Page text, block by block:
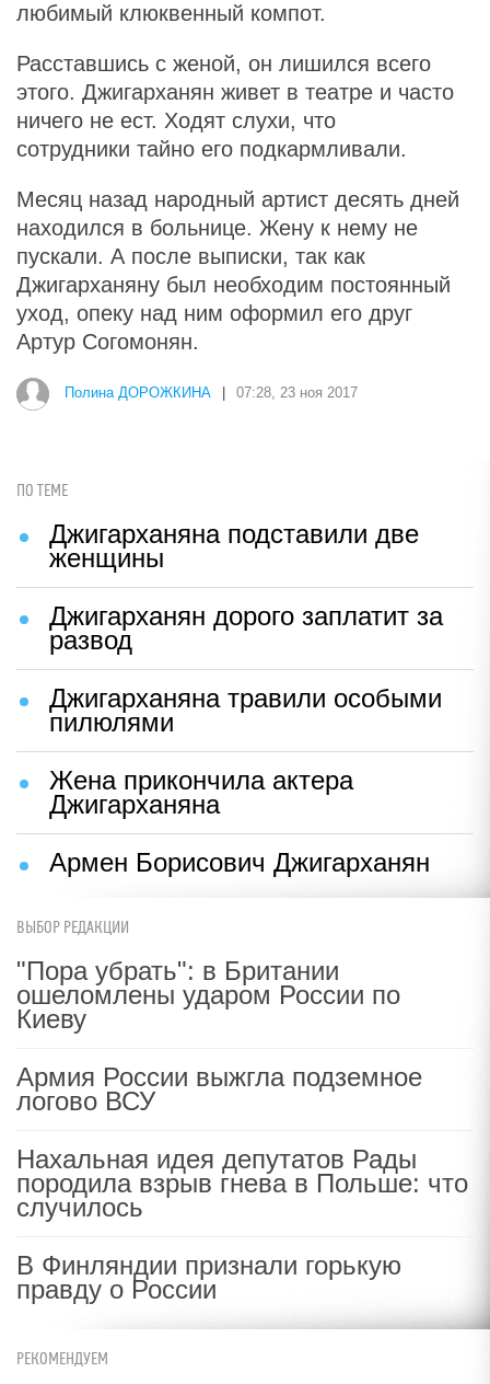
любимый клюквенный компот.
Расставшись с женой, он лишился всего
этого. Джигарханян живет в театре и часто
ничего не ест. Ходят слухи, что
сотрудники тайно его подкармливали.
Месяц назад народный артист десять дней
находился в больнице. Жену к нему не
пускали. А после выписки, так как
Джигарханяну был необходим постоянный
уход, опеку над ним оформил его друг
Артур Согомонян.
Полина ДОРОЖКИНА 07:28, 23 ноя 2017
ПО ТЕМЕ
Джигарханяна подставили две
женщины
Джигарханян дорого заплатит за
развод
Джигарханяна травили особыми
пилюлями
Жена прикончила актера
Джигарханяна
Армен Борисович Джигарханян
ВЫБОР РЕДАКЦИИ
"Пора убрать": в Британии
ошеломлены ударом России по
Киеву
Армия России выжгла подземное
логово ВСУ
Нахальная идея депутатов Рады
породила взрыв гнева в Польше: что
случилось
В Финляндии признали горькую
правду о России
РЕКОМЕНДУЕМ